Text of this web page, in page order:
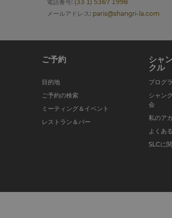
電話番号: (33 1) 5367 1998
メールアドレス: paris@shangri-la.com
ご予約
目的地
ご予約の検索
ミーティング＆イベント
レストラン＆バー
シャ
クル
プログ
シャン
会
私のア
よくあ
SLCに